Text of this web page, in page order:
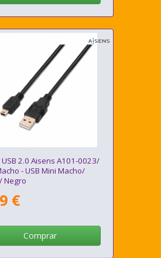
2.0 Aisens A101-0023/
- USB Mini Macho/
Negro
€
Comprar